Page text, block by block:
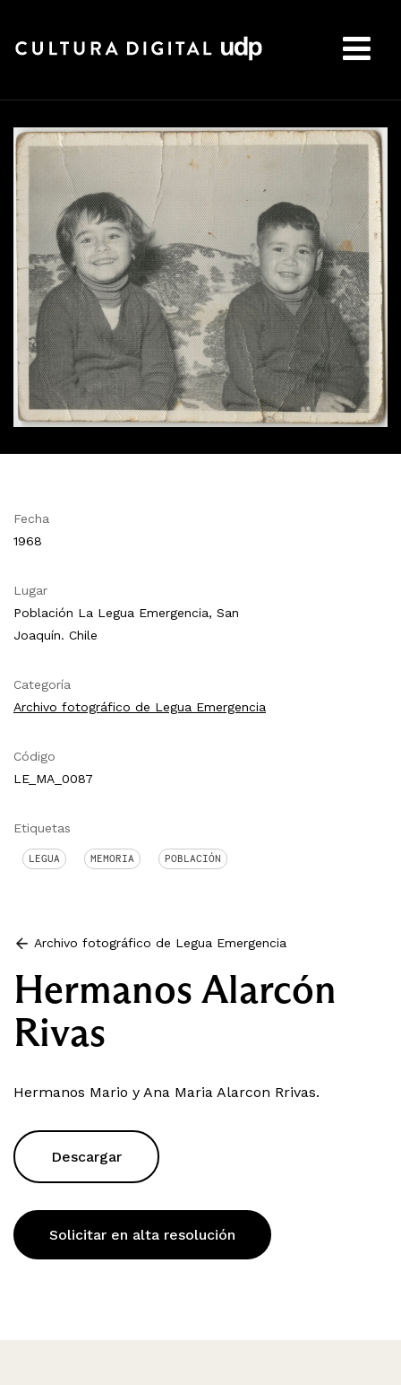
Fecha
1968
Lugar
Población La Legua Emergencia, San
Joaquín. Chile
Categoría
Archivo fotográfico de Legua Emergencia
Código
LE_MA_0087
Etiquetas
LEGUA MEMORIA POBLACIÓN
Archivo fotográfico de Legua Emergencia
Hermanos Alarcón
Rivas
Hermanos Mario y Ana Maria Alarcon Rrivas.
Descargar
Solicitar en alta resolución